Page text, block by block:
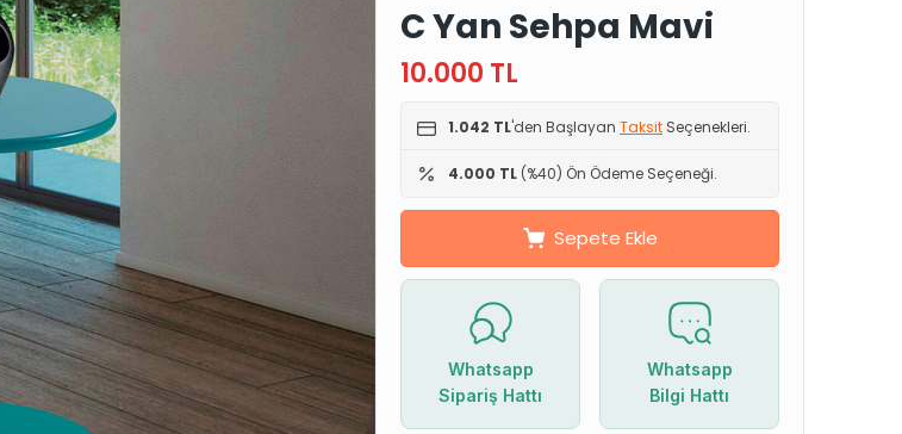
C Yan Sehpa Mavi
10.000 TL
1.042 TL'den Başlayan Taksit Seçenekleri.
4.000 TL (%40) Ön Ödeme Seçeneği.
Sepete Ekle
Whatsapp
Sipariş Hattı
Whatsapp
Bilgi Hattı